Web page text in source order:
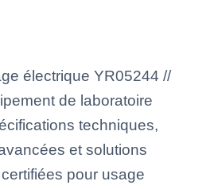
électrique YR05244 //
de laboratoire
techniques,
et solutions
pour usage